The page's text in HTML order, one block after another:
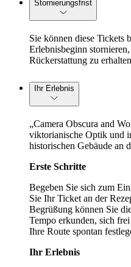
Stornierungsfrist
Sie können diese Tickets
Erlebnisbeginn
Rückerstattung zu
Ihr Erlebnis
„Camera Obscura and
viktorianische Optik und
historischen Gebäude an
Erste Schritte
Begeben Sie sich zum
Sie Ihr Ticket an der
Begrüßung können Sie
Tempo erkunden, sich
Ihre Route spontan
Ihr Erlebnis